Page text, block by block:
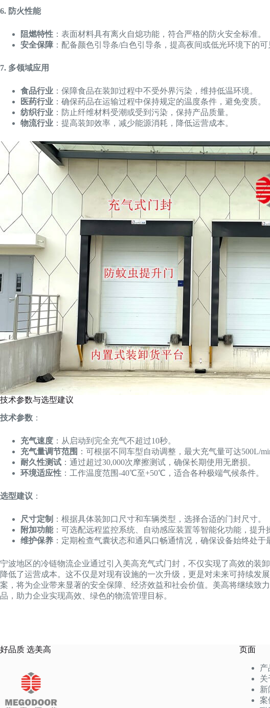
6. 防火性能
阻燃特性 ：表面材料具有离火自熄功能，符合严格的防火安全标准。
安全保障 ：配备颜色引导条/白色引导条，提高夜间或低光环境下的可
7. 多领域应用
食品行业 ：保障食品在装卸过程中不受外界污染，维持低温环境。
医药行业 ：确保药品在运输过程中保持规定的温度条件，避免变质。
纺织行业 ：防止纤维材料受潮或受到污染，保持产品质量。
物流行业 ：提高装卸效率，减少能源消耗，降低运营成本。
技术参数与选型建议
技术参数 ：
充气速度 ：从启动到完全充气不超过10秒。
充气量调节范围 ：可根据不同车型自动调整，最大充气量可达500L/
耐久性测试 ：通过超过30,000次摩擦测试，确保长期使用无磨损。
环境适应性 ：工作温度范围-40℃至+50℃，适合各种极端气候条件。
选型建议 ：
尺寸定制 ：根据具体装卸口尺寸和车辆类型，选择合适的门封尺寸。
附加功能：可选配远程监控系统、自动感应装置等智能化功能，提升
维护保养 ：定期检查气囊状态和通风口畅通情况，确保设备始终处于
宁波地区的冷链物流企业通过引入美高充气式门封，不仅实现了高效的装
降低了运营成本。这不仅是对现有设施的一次升级，更是对未来可持续发
案，将为企业带来显著的安全保障、经济效益和社会价值。美高将继续致
品，助力企业实现高效、绿色的物流管理目标。
好品质 选美高 页面
产
关
新
案